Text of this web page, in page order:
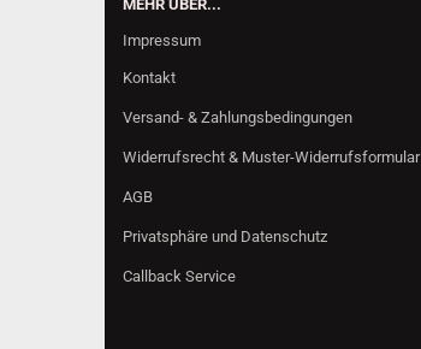
MEHR ÜBER...
Impressum
Kontakt
Versand- & Zahlungsbedingungen
Widerrufsrecht & Muster-Widerrufsformular
AGB
Privatsphäre und Datenschutz
Callback Service